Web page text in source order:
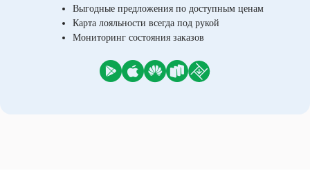
Выгодные предложения по доступным ценам
Карта лояльности всегда под рукой
Мониторинг состояния заказов